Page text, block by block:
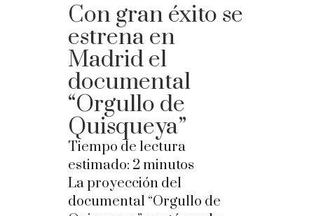
Con gran éxito se
estrena en
Madrid el
documental
“Orgullo de
Quisqueya”
Tiempo de lectura
estimado: 2 minutos
La proyección del
documental “Orgullo de